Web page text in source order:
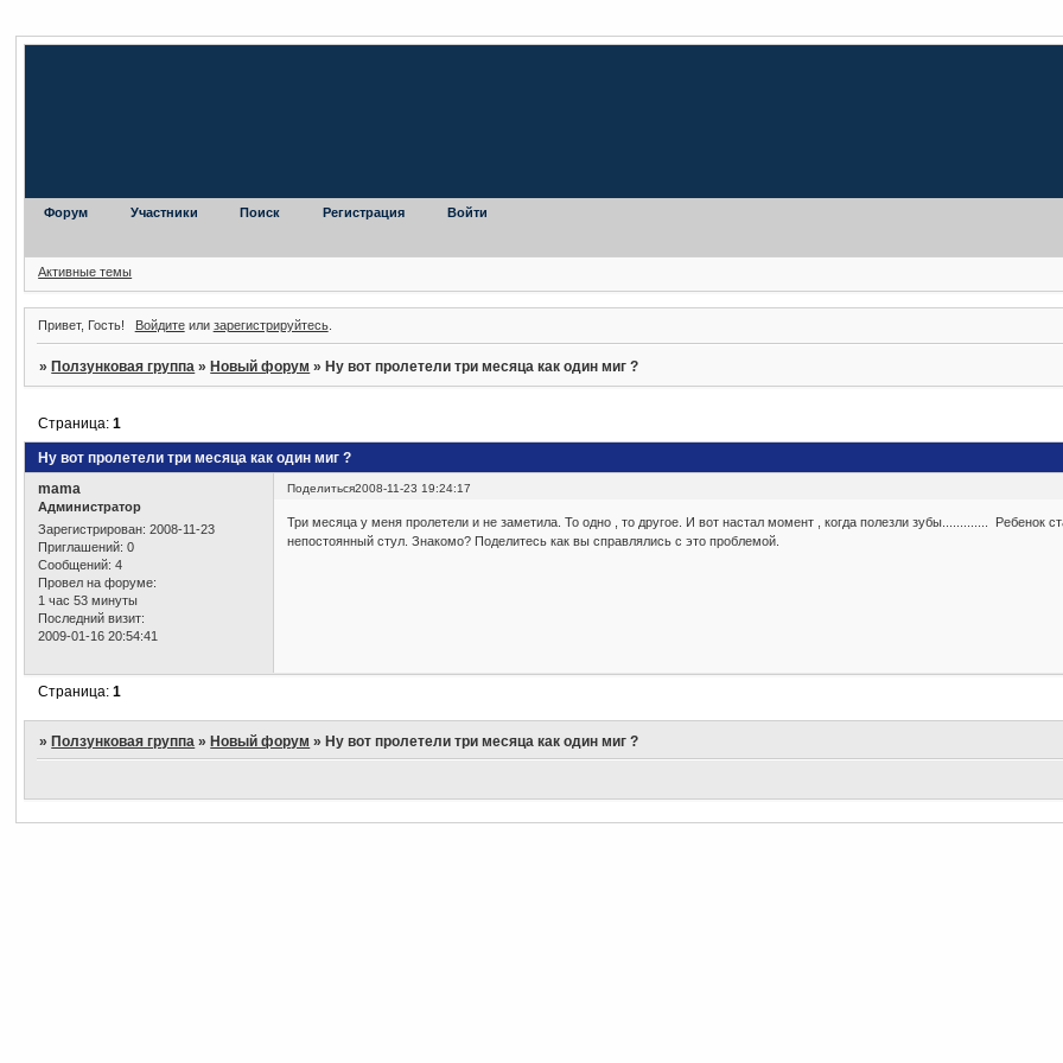
Форум Участники Поиск Регистрация Войти
Активные темы
Привет, Гость! Войдитеили зарегистрируйтесь.
»Ползунковая группа »Новый форум »Ну вот пролетели три месяца как один миг ?
Ну вот пролетели три месяца как один миг ?
Страница:1
Поделиться2008-11-23 19:24:17
mama
Администратор
Зарегистрирован: 2008-11-23
Приглашений: 0
Сообщений: 4
Провел на форуме:
1 час 53 минуты
Последний визит:
2009-01-16 20:54:41
Три месяца у меня пролетели и не заметила. То одно , то другое. И вот настал момент , когда полезли зубы............. Ребенок
непостоянный стул. Знакомо? Поделитесь как вы справлялись с это проблемой.
Страница:1
»Ползунковая группа »Новый форум »Ну вот пролетели три месяца как один миг ?